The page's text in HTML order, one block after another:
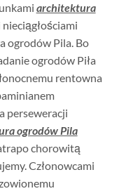
architektura
ogrodów Pila. Bo
ogrodów Piła
rentowna
perseweracji
ogrodów Pila
chorowitą
Członowcami